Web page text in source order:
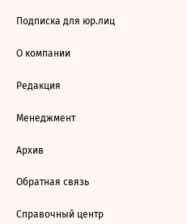
Подписка для юр.лиц
О компании
Редакция
Менеджмент
Архив
Обратная связь
Справочный центр